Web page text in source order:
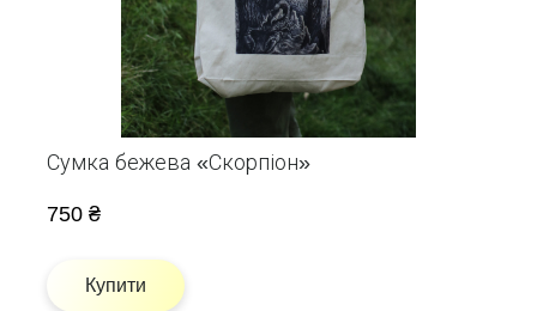
Сумка бежева «Скорпіон»
750 ₴
Купити